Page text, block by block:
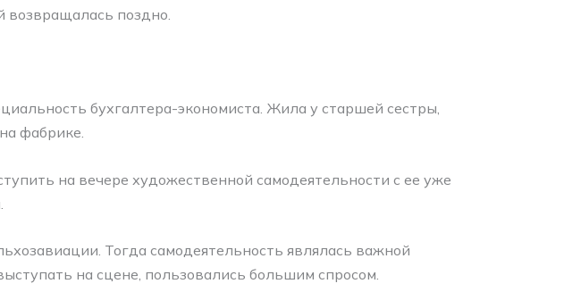
возвращалась поздно.
бухгалтера-экономиста. Жила у старшей сестры,
фабрике.
на вечере художественной самодеятельности с ее уже
Тогда самодеятельность являлась важной
на сцене, пользовались большим спросом.